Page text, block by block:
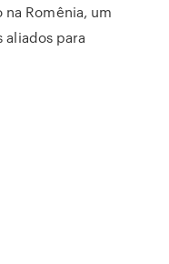
Romênia, um
para